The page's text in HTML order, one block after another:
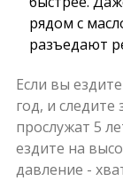
рядом с
разъедают
Если вы
год, и следите
прослужат 5
ездите на
давление -